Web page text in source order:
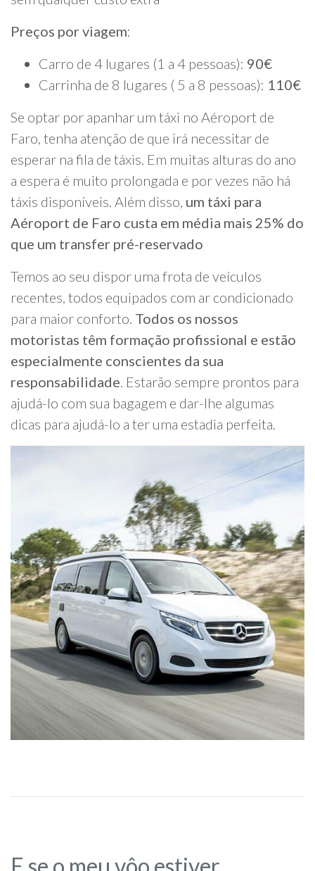
Preços por viagem:
Carro de 4 lugares (1 a 4 pessoas): 90€
Carrinha de 8 lugares ( 5 a 8 pessoas): 110€
Se optar por apanhar um táxi no Aéroport de
Faro, tenha atenção de que irá necessitar de
esperar na fila de táxis. Em muitas alturas do ano
a espera é muito prolongada e por vezes não há
táxis disponíveis. Além disso, um táxi para
Aéroport de Faro custa em média mais 25% do
que um transfer pré-reservado
Temos ao seu dispor uma frota de veículos
recentes, todos equipados com ar condicionado
para maior conforto. Todos os nossos
motoristas têm formação profissional e estão
especialmente conscientes da sua
responsabilidade. Estarão sempre prontos para
ajudá-lo com sua bagagem e dar-lhe algumas
dicas para ajudá-lo a ter uma estadia perfeita.